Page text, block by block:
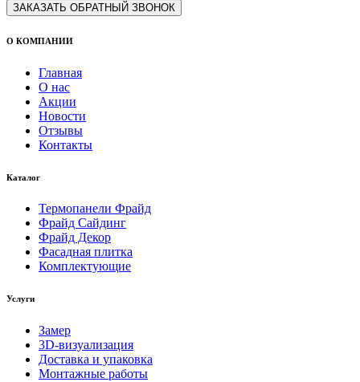
ЗАКАЗАТЬ ОБРАТНЫЙ ЗВОНОК
О КОМПАНИИ
Главная
О нас
Акции
Новости
Отзывы
Контакты
Каталог
Термопанели Фрайд
Фрайд Сайдинг
Фрайд Декор
Фасадная плитка
Комплектующие
Услуги
Замер
3D-визуализация
Доставка и упаковка
Монтажные работы